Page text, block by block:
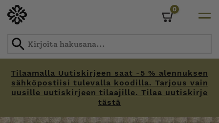
Tilaamalla Uutiskirjeen saat -5 % alennuksen
sähköpostiisi tulevalla koodilla. Tarjous vain
uusille uutiskirjeen tilaajille. Tilaa uutiskirje
tästä
0